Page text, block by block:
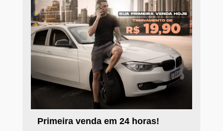
Primeira venda em 24 horas!